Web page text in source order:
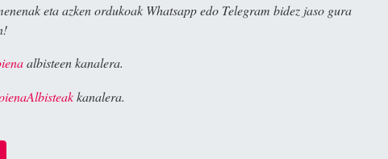
eta azken ordukoak Whatsapp edo Telegram bidez jaso gura
albisteen kanalera.
kanalera.